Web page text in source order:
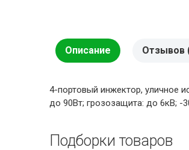
Описание Отзывов
4-портовый инжектор, уличное
до 90Вт; грозозащита: до 6кВ; -
Подборки товаров